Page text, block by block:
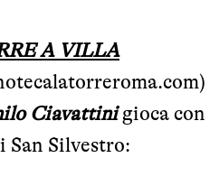
A VILLA
)
Ciavattinigioca con
San Silvestro: